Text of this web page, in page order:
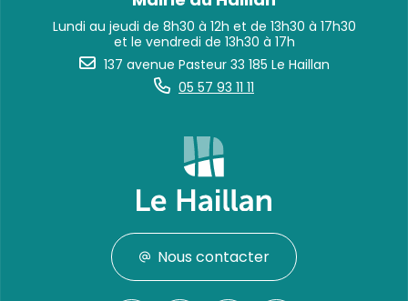
Lundi au jeudi de 8h30 à 12h et de 13h30 à 17h30
et le vendredi de 13h30 à 17h
137 avenue Pasteur 33 185 Le Haillan
05 57 93 11 11
Nous contacter